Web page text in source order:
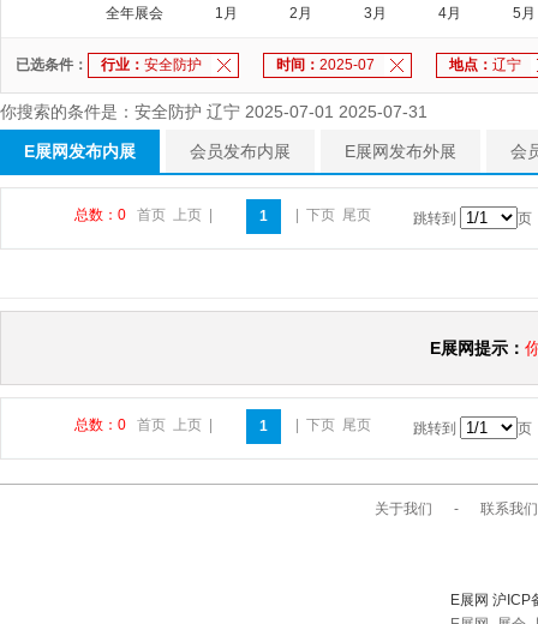
全年展会
1月 2月 3月 4月 5月
已选条件： 行业： 安全防护 时间： 2025-07 地点： 辽宁
你搜索的条件是：安全防护 辽宁 2025-07-01 2025-07-31
E展网发布内展 会员发布内展 E展网发布外展 会
总数：0 首页 上页 1 下页 尾页 跳转到 页
E展网提示：
总数：0 首页 上页 1 下页 尾页 跳转到 页
关于我们 - 联系我们
E展网 沪